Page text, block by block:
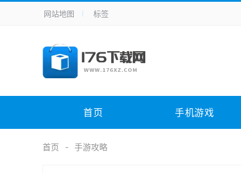
手机应用
手机游戏 体育竞技
电脑软件 其它类别 图形软件
未分类
网站地图 标签
首页 手机游戏
首页 手游攻略